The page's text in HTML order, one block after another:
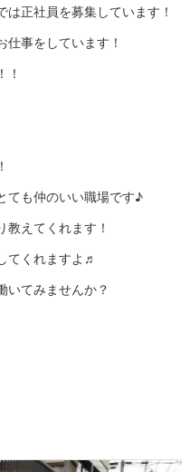
正社員を募集しています！
事をしています！
！
ても仲のいい職場です♪
えてくれます！
てくれますよ♬
いてみませんか？